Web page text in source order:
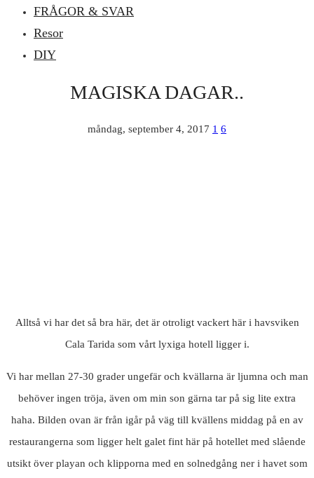
FRÅGOR & SVAR
Resor
DIY
MAGISKA DAGAR..
måndag, september 4, 2017 1 6
Alltså vi har det så bra här, det är otroligt vackert här i havsviken
Cala Tarida som vårt lyxiga hotell ligger i.
Vi har mellan 27-30 grader ungefär och kvällarna är ljumna och man
behöver ingen tröja, även om min son gärna tar på sig lite extra
haha. Bilden ovan är från igår på väg till kvällens middag på en av
restaurangerna som ligger helt galet fint här på hotellet med slående
utsikt över playan och klipporna med en solnedgång ner i havet som